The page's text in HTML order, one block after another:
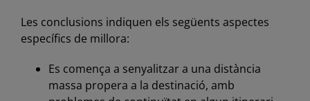
Les conclusions indiquen els següents aspectes
específics de millora:
Es comença a senyalitzar a una distància
massa propera a la destinació, amb